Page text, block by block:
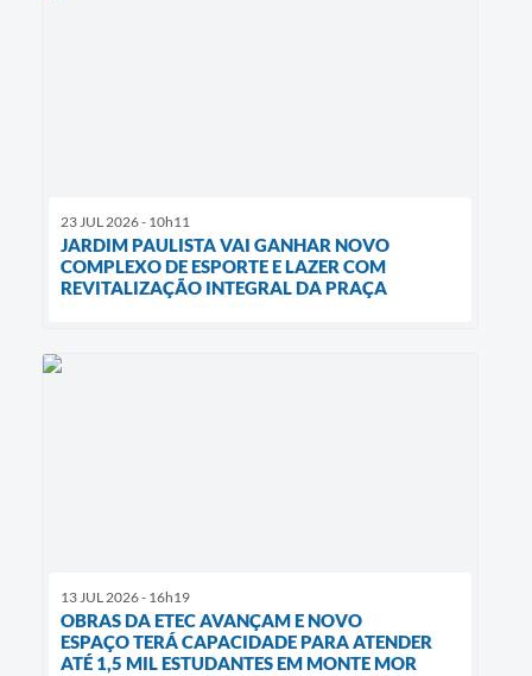
23 JUL 2026 - 10h11
JARDIM PAULISTA VAI GANHAR NOVO
COMPLEXO DE ESPORTE E LAZER COM
REVITALIZAÇÃO INTEGRAL DA PRAÇA
13 JUL 2026 - 16h19
OBRAS DA ETEC AVANÇAM E NOVO
ESPAÇO TERÁ CAPACIDADE PARA ATENDER
ATÉ 1,5 MIL ESTUDANTES EM MONTE MOR